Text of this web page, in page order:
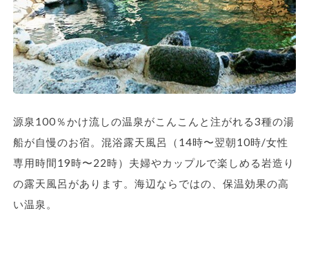
源泉100％かけ流しの温泉がこんこんと注がれる3種の湯
船が自慢のお宿。混浴露天風呂（14時〜翌朝10時/女性
専用時間19時〜22時）夫婦やカップルで楽しめる岩造り
の露天風呂があります。海辺ならではの、保温効果の高
い温泉。